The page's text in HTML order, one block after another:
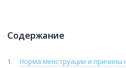
Содержание
Норма менструации и причины